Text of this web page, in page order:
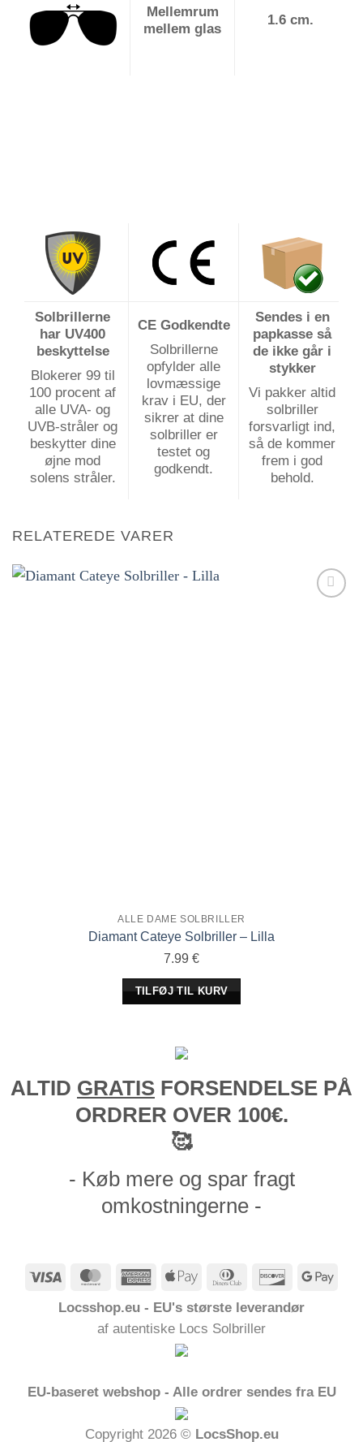
Mellemrum
mellem glas
1.6 cm.
Solbrillerne
har UV400
beskyttelse
Blokerer 99 til
100 procent af
alle UVA- og
UVB-stråler og
beskytter dine
øjne mod
solens stråler.
CE Godkendte
Solbrillerne
opfylder alle
lovmæssige
krav i EU, der
sikrer at dine
solbriller er
testet og
godkendt.
Sendes i en
papkasse så
de ikke går i
stykker
Vi pakker altid
solbriller
forsvarligt ind,
så de kommer
frem i god
behold.
RELATEREDE VARER
ALLE DAME SOLBRILLER
Diamant Cateye Solbriller – Lilla
7.99 €
TILFØJ TIL KURV
ALTID GRATIS FORSENDELSE PÅ
ORDRER OVER 100€.
🥰
- Køb mere og spar fragt
omkostningerne -
Visum MasterCardAmericanApple
Dinners
Opdage
Locsshop.eu - EU's største leverandør
af autentiske Locs Solbriller
EU-baseret webshop - Alle ordrer sendes fra EU
Copyright 2026 © LocsShop.eu